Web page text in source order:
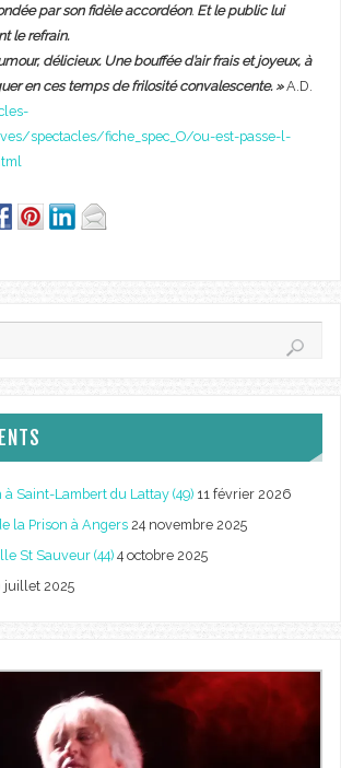
par son fidèle accordéon. Et le public lui
le refrain.
délicieux. Une bouffée d’air frais et joyeux, à
en ces temps de frilosité convalescente. » A.D.
spectacles/fiche_spec_O/ou-est-passe-l-
à Saint-Lambert du Lattay (49) 11 février 2026
la Prison à Angers 24 novembre 2025
St Sauveur (44) 4 octobre 2025
juillet 2025